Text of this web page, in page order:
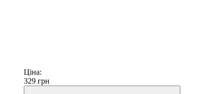
Ціна:
329 грн